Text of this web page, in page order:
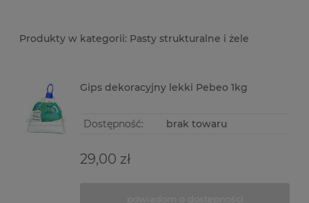
Pasty strukturalne i żele
Gips dekoracyjny lekki Pebeo 1kg
Dostępność: brak towaru
29,00 zł